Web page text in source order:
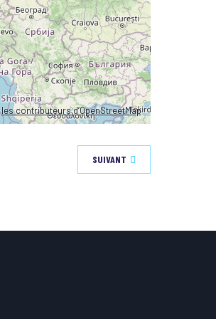
les contributeurs d’OpenStreetMap
SUIVANT